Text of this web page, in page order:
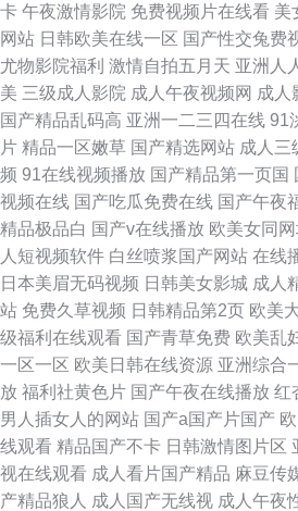
卡 午夜激情影院 免费视频片在线看 美
网站 日韩欧美在线一区 国产性交兔费
尤物影院福利 激情自拍五月天 亚洲人
美 三级成人影院 成人午夜视频网 成人
国产精品乱码高 亚洲一二三四在线 91
片 精品一区嫩草 国产精选网站 成人三
频 91在线视频播放 国产精品第一页国
视频在线 国产吃瓜免费在线 国产午夜
精品极品白 国产v在线播放 欧美女同
人短视频软件 白丝喷浆国产网站 在线
日本美眉无码视频 日韩美女影城 成人
站 免费久草视频 日韩精品第2页 欧美
级福利在线观看 国产青草免费 欧美乱
一区一区 欧美日韩在线资源 亚洲综合
放 福利社黄色片 国产午夜在线播放 红
男人插女人的网站 国产a国产片国产
线观看 精品国产不卡 日韩激情图片区
视在线观看 成人看片国产精品 麻豆传
产精品狼人 成人国产无线视 成人午夜